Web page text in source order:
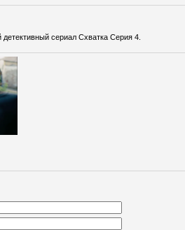
сериал Схватка Серия 4.